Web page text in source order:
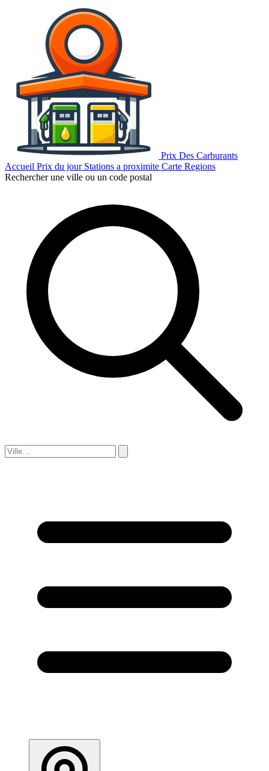
Prix Des Carburants
Accueil Prix du jour Stations a proximite Carte Regions
Rechercher une ville ou un code postal